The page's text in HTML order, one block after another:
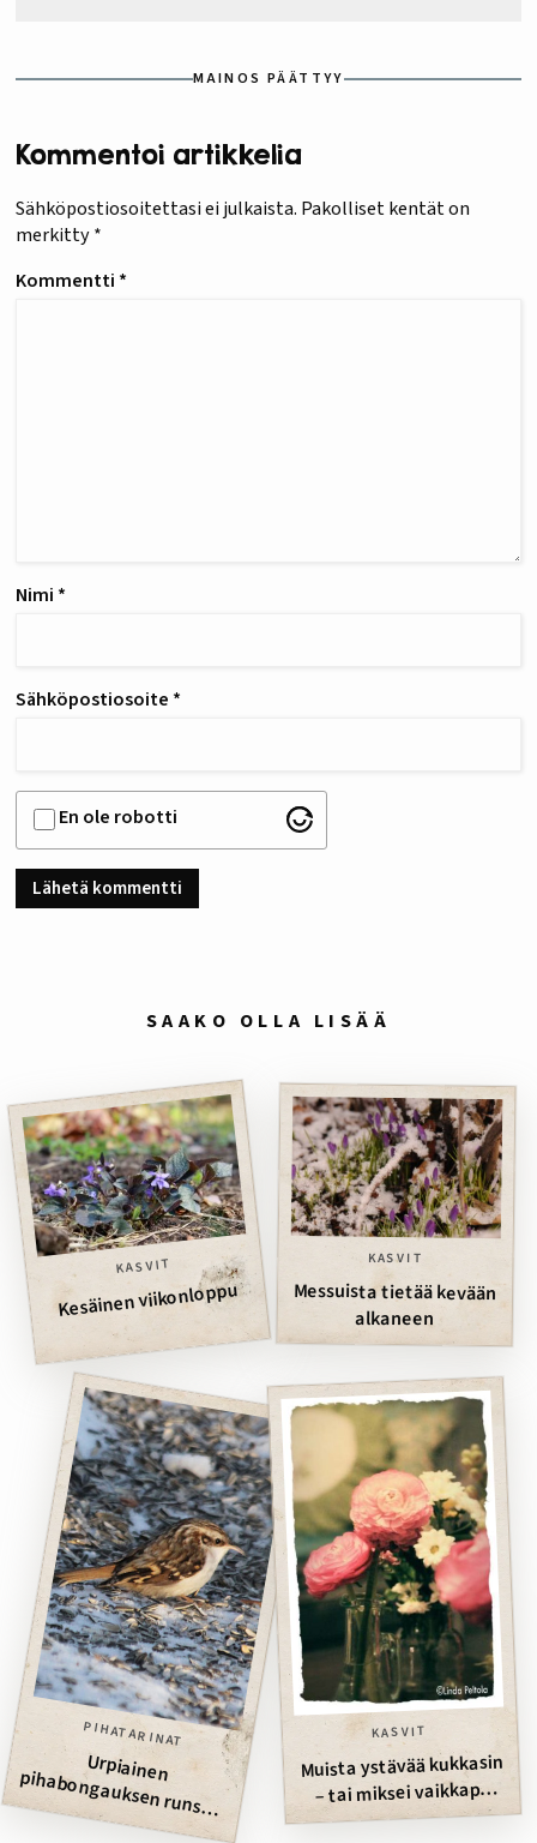
MAINOS PÄÄTTYY
Kommentoi artikkelia
Sähköpostiosoitettasi ei julkaista. Pakolliset kentät on
merkitty*
Kommentti *
Nimi *
Sähköpostiosoite *
En ole robotti
SAAKO OLLA LISÄÄ
KASVIT
Kesäinen viikonloppu
KASVIT
Messuista tietää kevään
alkaneen
PIHATARINAT
Urpiainen pihabongauksen runsain
laji
KASVIT
Muista ystävää kukkasin
– tai miksei vaikkapa
siemenin!